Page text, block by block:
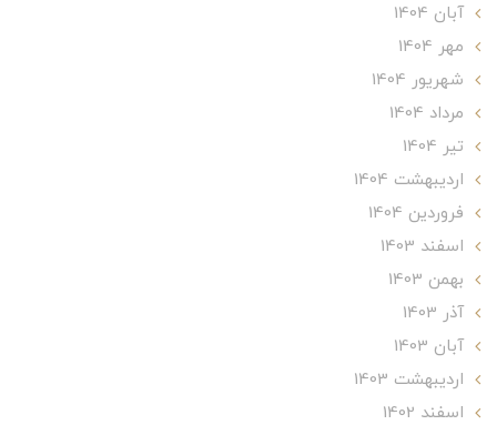
آبان 1404
مهر 1404
شهریور 1404
مرداد 1404
تير 1404
ارديبهشت 1404
فروردین 1404
اسفند 1403
بهمن 1403
آذر 1403
آبان 1403
ارديبهشت 1403
اسفند 1402